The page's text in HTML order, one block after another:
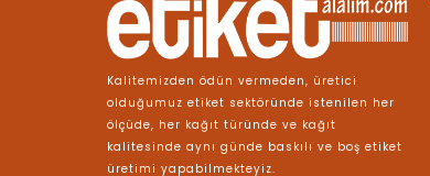
Kalitemizden ödün vermeden, üretici
olduğumuz etiket sektöründe istenilen her
ölçüde, her kağıt türünde ve kağıt
kalitesinde aynı günde baskılı ve boş etiket
üretimi yapabilmekteyiz.